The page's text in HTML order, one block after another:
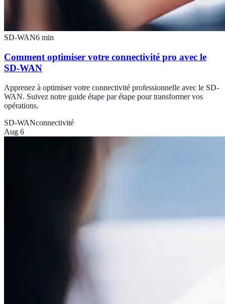
SD-WAN6 min
Comment optimiser votre connectivité pro avec le
SD-WAN
Apprenez à optimiser votre connectivité professionnelle avec le SD-
WAN. Suivez notre guide étape par étape pour transformer vos
opérations.
SD-WANconnectivité
Aug 6